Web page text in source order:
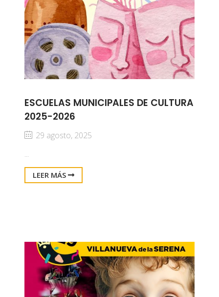
ESCUELAS MUNICIPALES DE CULTURA
2025-2026
29 agosto, 2025
...
LEER MÁS